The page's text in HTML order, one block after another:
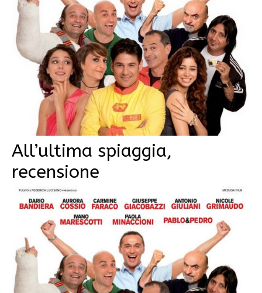
All’ultima spiaggia,
recensione